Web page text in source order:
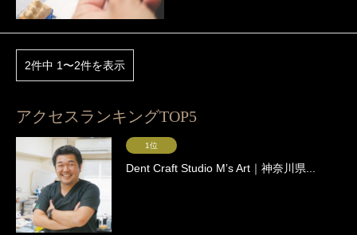
2件中 1〜2件を表示
アクセスランキングTOP5
1位
Dent Craft Studio Mʼs Art｜神奈川県...